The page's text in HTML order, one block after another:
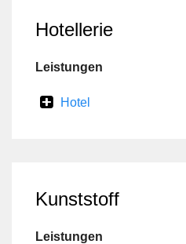
Hotellerie
Leistungen
Hotel
Kunststoff
Leistungen